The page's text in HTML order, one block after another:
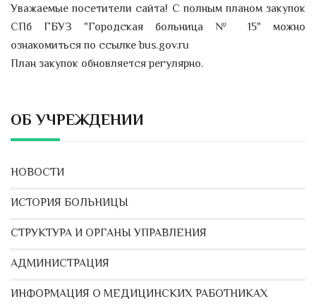
Уважаемые посетители сайта! С полным планом закупок
СПб ГБУЗ "Городская больница № 15" можно
ознакомиться по ссылке bus.gov.ru
План закупок обновляется регулярно.
ОБ УЧРЕЖДЕНИИ
НОВОСТИ
ИСТОРИЯ БОЛЬНИЦЫ
СТРУКТУРА И ОРГАНЫ УПРАВЛЕНИЯ
АДМИНИСТРАЦИЯ
ИНФОРМАЦИЯ О МЕДИЦИНСКИХ РАБОТНИКАХ